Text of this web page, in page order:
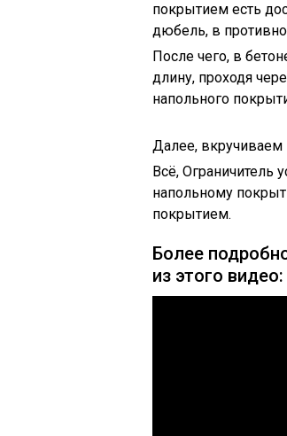
покрытием есть
дюбель, в
После чего, в
длину, проходя
напольного
Далее, вкручиваем
Всё, Ограничитель
напольному
покрытием.
Более
из этого видео: